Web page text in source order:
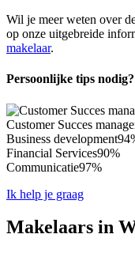
Wil je meer weten over
op onze uitgebreide
makelaar.
Persoonlijke tips nodig?
Customer Succes
Business development
Financial Services90%
Communicatie97%
Ik help je graag
Makelaars in